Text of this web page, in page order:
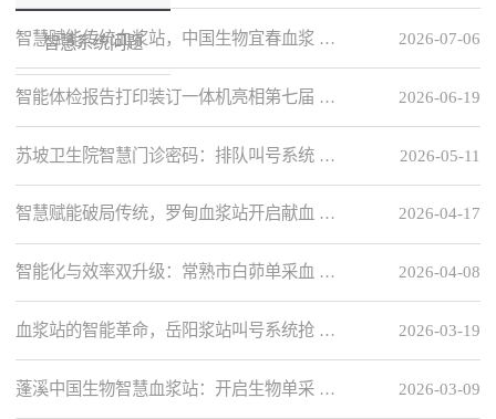
智慧系统问题 2026-07-06
智慧赋能传统血浆站，中国生物宜春血浆 …
2026-06-19
智能体检报告打印装订一体机亮相第七届 …
2026-05-11
苏坡卫生院智慧门诊密码：排队叫号系统 …
2026-04-17
智慧赋能破局传统，罗甸血浆站开启献血 …
2026-04-08
智能化与效率双升级：常熟市白茆单采血 …
2026-03-19
血浆站的智能革命，岳阳浆站叫号系统抢 …
2026-03-09
蓬溪中国生物智慧血浆站：开启生物单采 …